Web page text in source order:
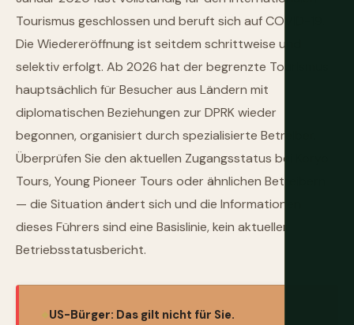
Tourismus geschlossen und beruft sich auf COVID-19.
Die Wiedereröffnung ist seitdem schrittweise und
selektiv erfolgt. Ab 2026 hat der begrenzte Tourismus
hauptsächlich für Besucher aus Ländern mit
diplomatischen Beziehungen zur DPRK wieder
begonnen, organisiert durch spezialisierte Betreiber.
Überprüfen Sie den aktuellen Zugangsstatus bei Koryo
Tours, Young Pioneer Tours oder ähnlichen Betreibern
— die Situation ändert sich und die Informationen
dieses Führers sind eine Basislinie, kein aktueller
Betriebsstatusbericht.
US-Bürger: Das gilt nicht für Sie.